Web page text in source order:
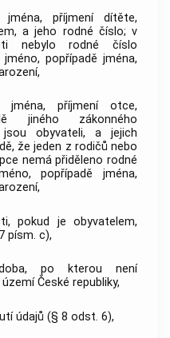
jména, příjmení dítěte,
a jeho rodné číslo; v
nebylo rodné číslo
popřípadě jména,
jména, příjmení otce,
jiného zákonného
obyvateli, a jejich
že jeden z rodičů nebo
nemá přiděleno rodné
popřípadě jména,
pokud je obyvatelem,
písm. c),
po kterou není
České republiky,
údajů (§ 8 odst. 6),